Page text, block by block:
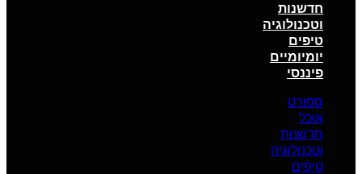
חדשנות
וטכנולוגיה
טיפים
יומיומיים
פיננסי
ספורט
אוכל
חדשנות
וטכנולוגיה
טיפים